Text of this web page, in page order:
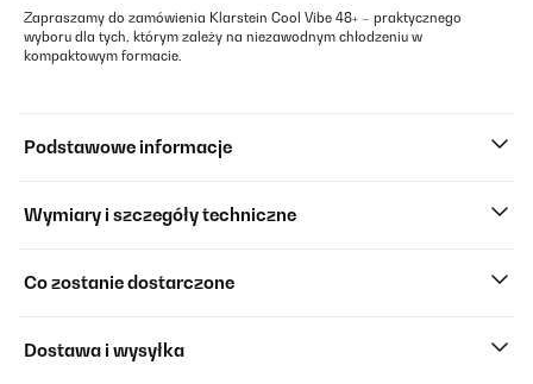
Zapraszamy do zamówienia Klarstein Cool Vibe 48+ – praktycznego
wyboru dla tych, którym zależy na niezawodnym chłodzeniu w
kompaktowym formacie.
Podstawowe informacje
Wymiary i szczegóły techniczne
Co zostanie dostarczone
Dostawa i wysyłka